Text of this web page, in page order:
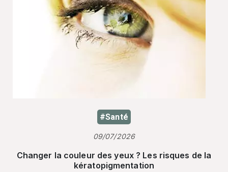
#Santé
09/07/2026
Changer la couleur des yeux ? Les risques de la
kératopigmentation